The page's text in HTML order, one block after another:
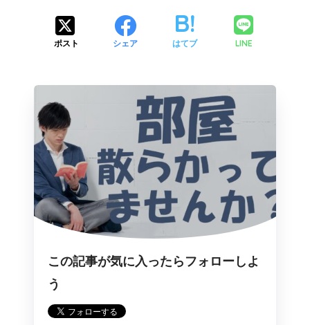
ポスト シェア はてブ LINE
この記事が気に入ったらフォローしよ
う